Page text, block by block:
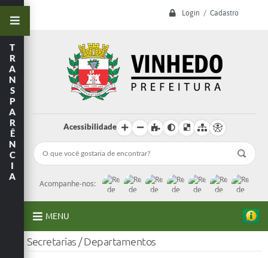
Login / Cadastro
Acessibilidade
Acompanhe-nos:
MENU
A Prefeitura
T
R
A
N
S
P
A
R
Ê
N
C
I
A
Secretarias / Departamentos